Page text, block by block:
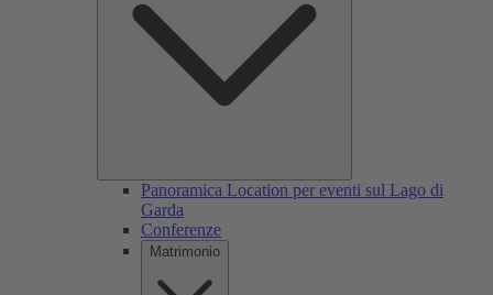
Panoramica Location per eventi sul Lago di
Garda
Conferenze
Matrimonio